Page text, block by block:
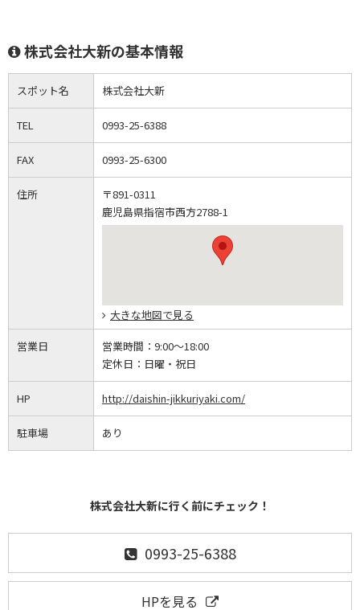
株式会社大新の基本情報
スポット名 株式会社大新
TEL 0993-25-6388
FAX 0993-25-6300
住所
〒891-0311
鹿児島県指宿市西方2788-1
大きな地図で見る
営業日 営業時間： 9:00～18:00
定休日： 日曜・祝日
HP http://daishin-jikkuriyaki.com/
駐車場 あり
株式会社大新に行く前にチェック！
0993-25-6388
HPを見る